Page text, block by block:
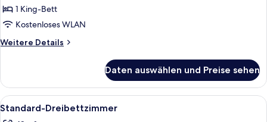
1 King-Bett
Kostenloses WLAN
Weitere Details
Weitere
Zimmer
Daten auswählen und Preise sehen
Alle
Fotos
Ein Hotelzimmer mit zwei Betten,
8
Standard-Dreibettzimmer